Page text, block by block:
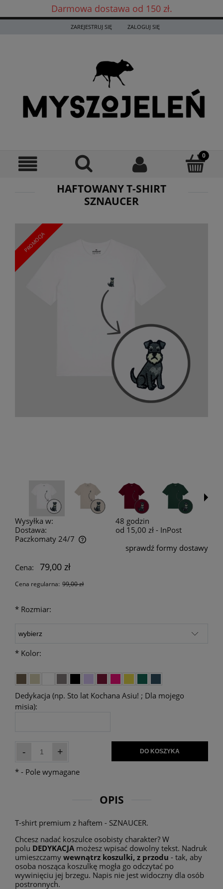
Darmowa dostawa od 150 zł.
Darmowa dostawa już od 150 zł! ✨
ZAREJESTRUJ SIĘ ZALOGUJ SIĘ
HAFTOWANY T-SHIRT
SZNAUCER
PROMOCJA
Wysyłka w:
48 godzin
Dostawa:
od 15,00 zł - InPost
Paczkomaty 24/7
Cena nie zawiera ewentualnych kosztów płatności
sprawdź formy dostawy
Cena:
79,00 zł
Cena regularna: 99,00 zł
* Rozmiar:
* Kolor:
Dedykacja (np. Sto lat Kochana Asiu! ; Dla mojego
misia):
- + DO KOSZYKA
* - Pole wymagane
OPIS
T-shirt premium z haftem - SZNAUCER.
Chcesz nadać koszulce osobisty charakter? W
polu DEDYKACJA możesz wpisać dowolny tekst. Nadruk
umieszczamy wewnątrz koszulki, z przodu - tak, aby
osoba nosząca koszulkę mogła go odczytać po
wywinięciu jej brzegu. Napis nie jest widoczny dla osób
postronnych.